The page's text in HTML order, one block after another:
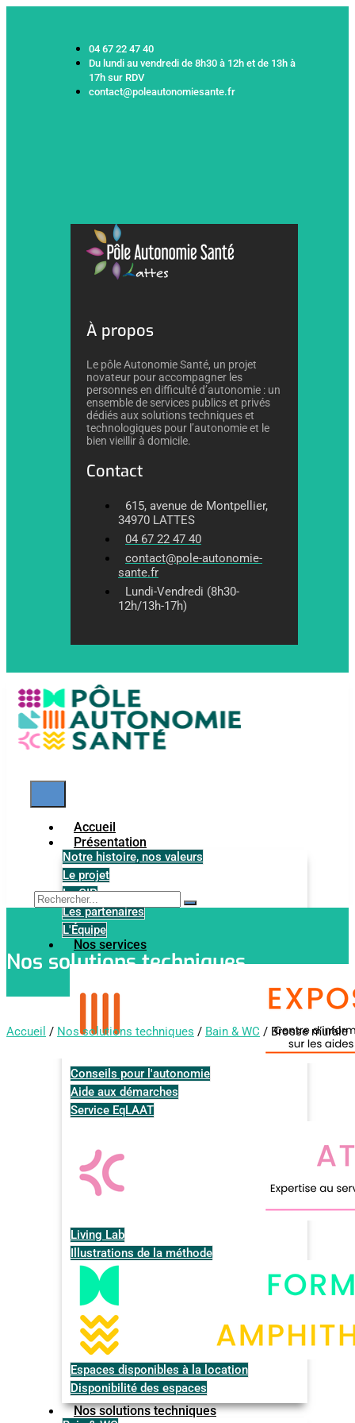
04 67 22 47 40
Du lundi au vendredi de 8h30 à 12h et de 13h à
17h sur RDV
contact@poleautonomiesante.fr
À propos
Le pôle Autonomie Santé, un projet
novateur pour accompagner les
personnes en difficulté d’autonomie : un
ensemble de services publics et privés
dédiés aux solutions techniques et
technologiques pour l’autonomie et le
bien vieillir à domicile.
Contact
615, avenue de Montpellier,
34970 LATTES
04 67 22 47 40
contact@pole-autonomie-
sante.fr
Lundi-Vendredi (8h30-
12h/13h-17h)
Accueil
Présentation
Notre histoire, nos valeurs
Le projet
Le GIP
Les partenaires
L'Équipe
Nos services
Conseils pour l'autonomie
Aide aux démarches
Service EqLAAT
Living Lab
Illustrations de la méthode
Espaces disponibles à la location
Disponibilité des espaces
Nos solutions techniques
Nos solutions techniques
Accueil / Nos solutions techniques / Bain & WC / Brosse murale